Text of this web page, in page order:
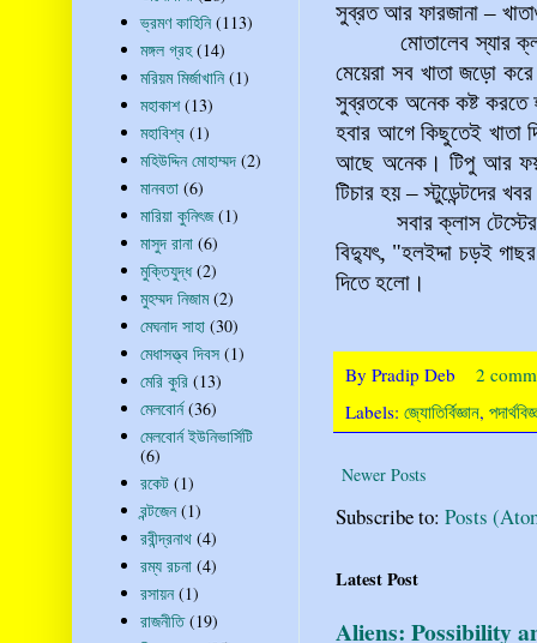
সুব্রত আর ফারজানা –
মোতালেব স্যার ক্লাস
মেয়েরা সব খাতা জড়ো করে
সুব্রতকে অনেক কষ্ট
হবার আগে কিছুতেই খাতা
আছে অনেক। টিপু আর
টিচার হয় – স্টুডেন্টদের
সবার ক্লাস টেস্টের
বিদ্যুৎ, "হলইদ্দা চড়ই
দিতে হলো।
By Pradip Deb
2
Labels: জ্যোতির্বিজ্ঞান,
Newer Posts
Subscribe to: Posts
Latest Post
Aliens: Possibility
ভ্রমণ কাহিনি (113)
মঙ্গল গ্রহ (14)
মরিয়ম মির্জাখানি (1)
মহাকাশ (13)
মহাবিশ্ব (1)
মহিউদ্দিন মোহাম্মদ (2)
মানবতা (6)
মারিয়া কুনিৎজ (1)
মাসুদ রানা (6)
মুক্তিযুদ্ধ (2)
মুহম্মদ নিজাম (2)
মেঘনাদ সাহা (30)
মেধাসত্ত্ব দিবস (1)
মেরি কুরি (13)
মেলবোর্ন (36)
মেলবোর্ন ইউনিভার্সিটি
(6)
রকেট (1)
রন্টজেন (1)
রবীন্দ্রনাথ (4)
রম্য রচনা (4)
রসায়ন (1)
রাজনীতি (19)